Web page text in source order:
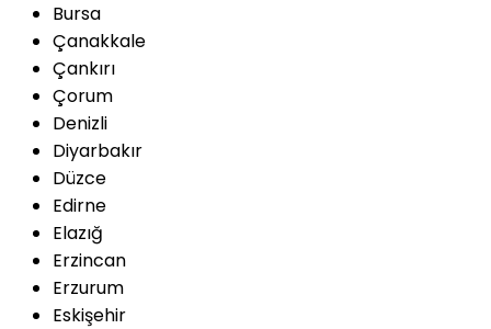
Bursa
Çanakkale
Çankırı
Çorum
Denizli
Diyarbakır
Düzce
Edirne
Elazığ
Erzincan
Erzurum
Eskişehir